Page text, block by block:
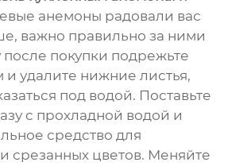
анемоны радовали вас
важно правильно за ними
после покупки подрежьте
и удалите нижние листья,
под водой. Поставьте
с прохладной водой и
средство для
срезанных цветов. Меняйте